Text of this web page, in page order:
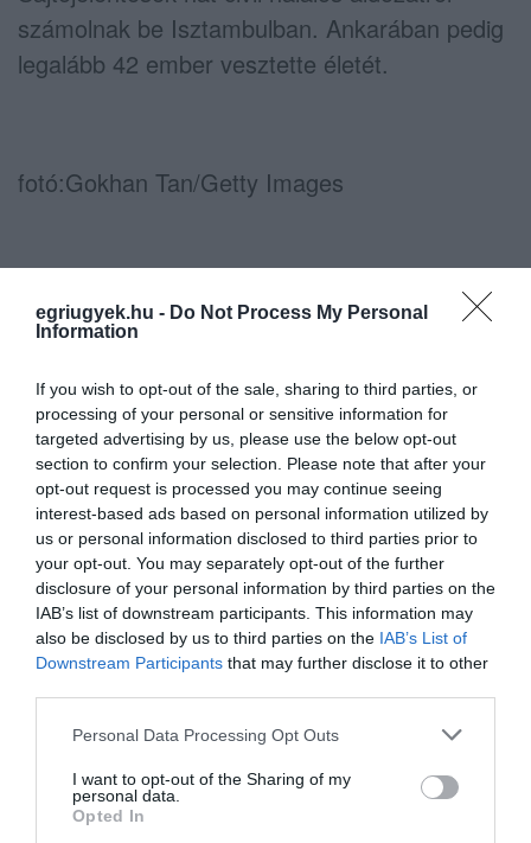
egriugyek.hu - Do Not Process My Personal
Information
If you wish to opt-out of the sale, sharing to third parties, or
processing of your personal or sensitive information for
targeted advertising by us, please use the below opt-out
section to confirm your selection. Please note that after your
opt-out request is processed you may continue seeing
interest-based ads based on personal information utilized by
us or personal information disclosed to third parties prior to
your opt-out. You may separately opt-out of the further
disclosure of your personal information by third parties on the
IAB’s list of downstream participants. This information may
also be disclosed by us to third parties on the IAB’s List of
Downstream Participants that may further disclose it to other
Please note that this website/app uses one or more Google
not limited to your visit or usage behaviour. You may click to
grant or deny consent to Google and its third-party tags to
use your data for below specified purposes in below Google
Personal Data Processing Opt Outs
I want to opt-out of the Sharing of my
personal data.
Opted In
számolnak be Isztambulban. Ankarában pedig
legalább 42 ember vesztette életét.
fotó:Gokhan Tan/Getty Images
Szombat reggel már arról szóltak a hírek, hogy
a puccskísérletet sikerült meghiúsítani.
Legalábbis ezt mondta maga Erdogan
Isztambulban, a miniszterelnök pedig így
fogalmazott: "Az idióta puccskísérlet elbukott,
a helyzetet gyakorlatilag ellenőrzés alatt
tartjuk". Tájékoztatták a lakosságot, hogy
őrizetbe vették a puccskísérlet több vezetőjét:
a török média szerint egy tábornokot és három
alacsonyabb rangú katonát az isztambuli
Atatürk repülőtér közelében fogták el, négy
puccsistát, köztük egy tisztet pedig a TRT
televíziónál "semlegesítettek". Reggeli
bejelentés szerint a puccskísérlettel
összefüggésben több mint 130 embert vettek
őrizetbe.